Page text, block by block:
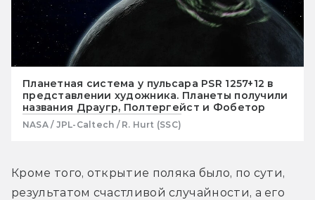
Планетная система у пульсара PSR 1257+12 в
представлении художника. Планеты получили
названия Драугр, Полтергейст и Фобетор
NASA / JPL-Caltech / R. Hurt (SSC)
Кроме того, открытие поляка было, по сути,
результатом счастливой случайности, а его